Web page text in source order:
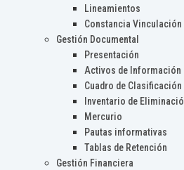
Lineamientos
Constancia Vinculación
Gestión Documental
Presentación
Activos de Información
Cuadro de Clasificación
Inventario de
Mercurio
Pautas informativas
Tablas de Retención
Gestión Financiera